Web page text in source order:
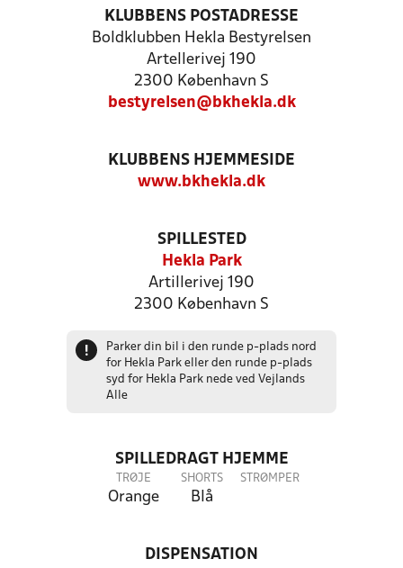
KLUBBENS POSTADRESSE
Boldklubben Hekla Bestyrelsen
Artellerivej 190
2300 København S
bestyrelsen@bkhekla.dk
KLUBBENS HJEMMESIDE
www.bkhekla.dk
SPILLESTED
Hekla Park
Artillerivej 190
2300 København S
!
Parker din bil i den runde p-plads nord
for Hekla Park eller den runde p-plads
syd for Hekla Park nede ved Vejlands
Alle
SPILLEDRAGT HJEMME
TRØJE
Orange
SHORTS
Blå
STRØMPER
DISPENSATION